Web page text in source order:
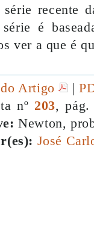
série recente
série é
ver a que é
do Artigo |
nº 203,
Newton,
José